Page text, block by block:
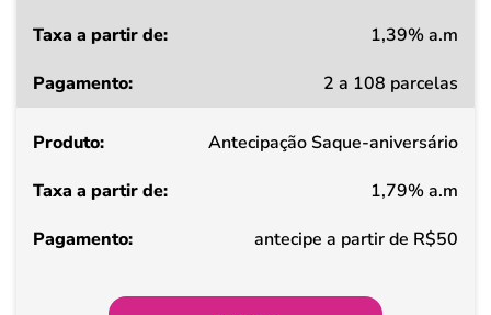
a
de
Pagamento
1,39% a.m
2 a 108 parcelas
Antecipação Saque-aniversário
1,79% a.m
antecipe a partir de R$50